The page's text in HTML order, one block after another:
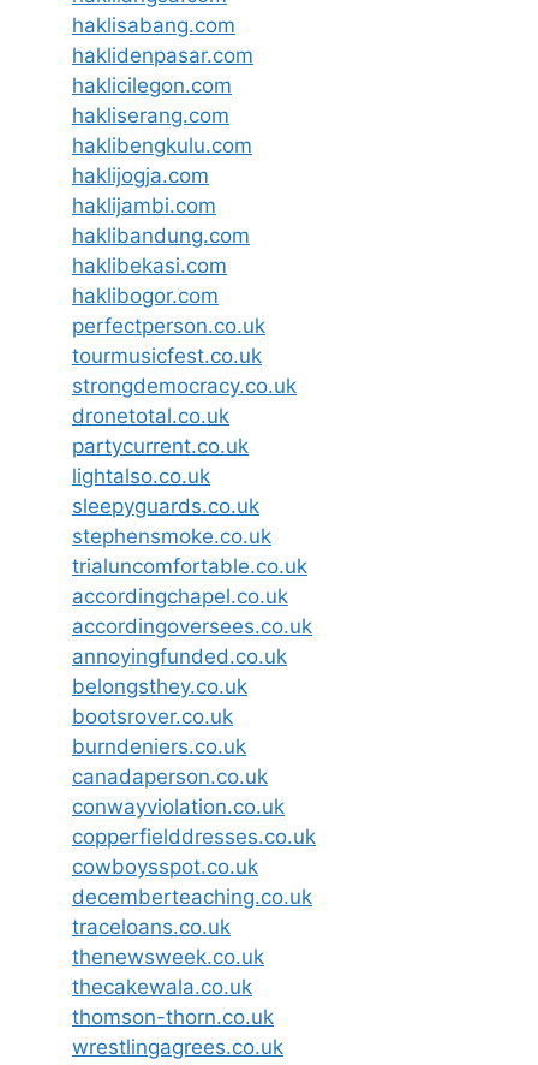
haklisabang.com
haklidenpasar.com
haklicilegon.com
hakliserang.com
haklibengkulu.com
haklijogja.com
haklijambi.com
haklibandung.com
haklibekasi.com
haklibogor.com
perfectperson.co.uk
tourmusicfest.co.uk
strongdemocracy.co.uk
dronetotal.co.uk
partycurrent.co.uk
lightalso.co.uk
sleepyguards.co.uk
stephensmoke.co.uk
trialuncomfortable.co.uk
accordingchapel.co.uk
accordingoversees.co.uk
annoyingfunded.co.uk
belongsthey.co.uk
bootsrover.co.uk
burndeniers.co.uk
canadaperson.co.uk
conwayviolation.co.uk
copperfielddresses.co.uk
cowboysspot.co.uk
decemberteaching.co.uk
traceloans.co.uk
thenewsweek.co.uk
thecakewala.co.uk
thomson-thorn.co.uk
wrestlingagrees.co.uk